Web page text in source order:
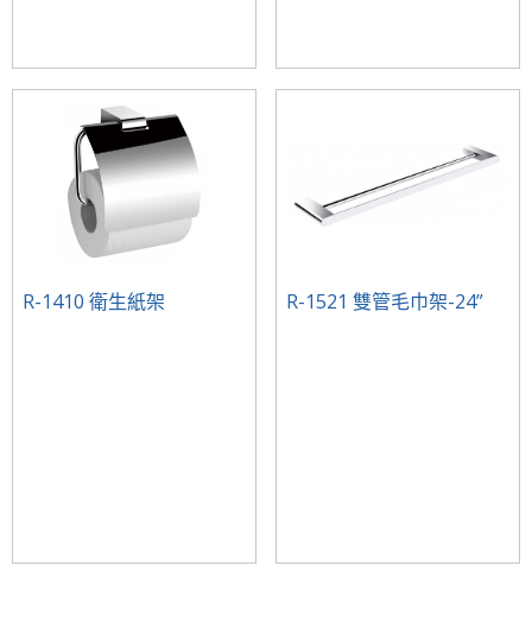
R-1410 衛生紙架 R-1521 雙管毛巾架-24”